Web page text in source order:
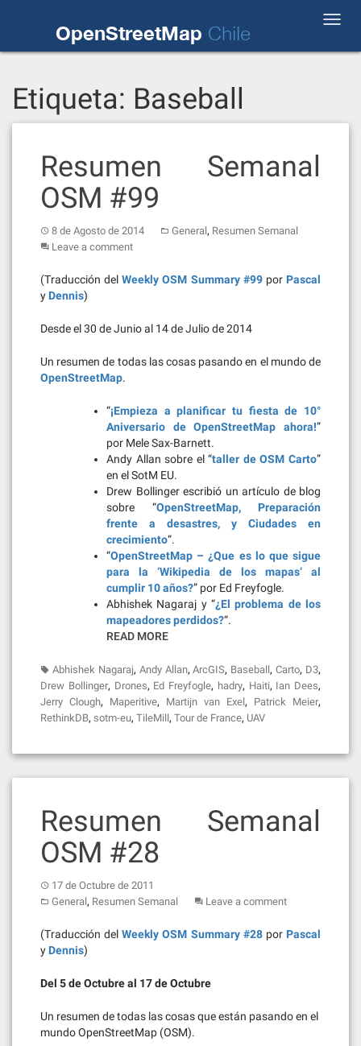
OpenStreetMap Chile
Etiqueta: Baseball
Resumen Semanal
OSM #99
8 de Agosto de 2014 General, Resumen Semanal
Leave a comment
(Traducción delWeekly OSM Summary #99por Pascal
y Dennis)
Desde el 30 de Junio al 14 de Julio de 2014
Un resumen de todas las cosas pasando en el mundo de
OpenStreetMap.
“¡Empieza a planificar tu fiesta de 10°
Aniversario de OpenStreetMap ahora!”
por Mele Sax-Barnett.
Andy Allan sobre el “taller de OSM Carto”
en el SotM EU.
Drew Bollinger escribió un artículo de blog
sobre “OpenStreetMap, Preparación
frente a desastres, y Ciudades en
crecimiento“.
“OpenStreetMap – ¿Que es lo que sigue
para la ‘Wikipedia de los mapas‘ al
cumplir 10 años?” por Ed Freyfogle.
Abhishek Nagaraj y “¿El problema de los
mapeadores perdidos?“.
READ MORE
Abhishek Nagaraj, Andy Allan,ArcGIS, Baseball,Carto, D3,
Drew Bollinger, Drones, Ed Freyfogle, hadry, Haiti, Ian Dees,
Jerry Clough, Maperitive, Martijn van Exel, Patrick Meier,
RethinkDB, sotm-eu, TileMill, Tour de France, UAV
Resumen Semanal
OSM #28
17 de Octubre de 2011
General, Resumen Semanal Leave a comment
(Traducción delWeekly OSM Summary #28por Pascal
y Dennis)
Del 5 de Octubre al 17 de Octubre
Un resumen de todas las cosas que están pasando en el
mundo OpenStreetMap (OSM).